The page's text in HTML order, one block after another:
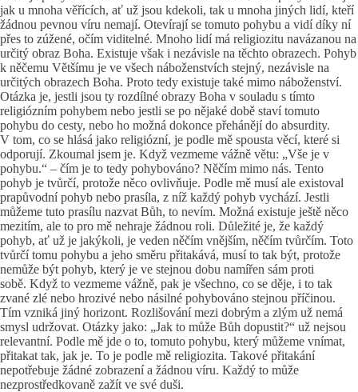
jak u mnoha věřících, ať už jsou kdekoli, tak u mnoha jiných lidí, kteří
žádnou pevnou víru nemají. Otevírají se tomuto pohybu a vidí díky ní
přes to zúžené, očím viditelné. Mnoho lidí má religiozitu navázanou na
určitý obraz Boha. Existuje však i nezávisle na těchto obrazech. Pohyb
k něčemu Většímu je ve všech náboženstvích stejný, nezávisle na
určitých obrazech Boha. Proto tedy existuje také mimo náboženství.
Otázka je, jestli jsou ty rozdílné obrazy Boha v souladu s tímto
religiózním pohybem nebo jestli se po nějaké době staví tomuto
pohybu do cesty, nebo ho možná dokonce přehánějí do absurdity.
V tom, co se hlásá jako religiózní, je podle mě spousta věcí, které si
odporují. Zkoumal jsem je. Když vezmeme vážně větu: „Vše je v
pohybu.“ – čím je to tedy pohybováno? Něčím mimo nás. Tento
pohyb je tvůrčí, protože něco ovlivňuje. Podle mě musí ale existoval
prapůvodní pohyb nebo prasíla, z níž každý pohyb vychází. Jestli
můžeme tuto prasílu nazvat Bůh, to nevím. Možná existuje ještě něco
mezitím, ale to pro mě nehraje žádnou roli. Důležité je, že každý
pohyb, ať už je jakýkoli, je veden něčím vnějším, něčím tvůrčím. Toto
tvůrčí tomu pohybu a jeho směru přitakává, musí to tak být, protože
nemůže být pohyb, který je ve stejnou dobu namířen sám proti
sobě. Když to vezmeme vážně, pak je všechno, co se děje, i to tak
zvané zlé nebo hrozivé nebo násilné pohybováno stejnou příčinou.
Tím vzniká jiný horizont. Rozlišování mezi dobrým a zlým už nemá
smysl udržovat. Otázky jako: „Jak to může Bůh dopustit?“ už nejsou
relevantní. Podle mě jde o to, tomuto pohybu, který můžeme vnímat,
přitakat tak, jak je. To je podle mě religiozita. Takové přitakání
nepotřebuje žádné zobrazení a žádnou víru. Každý to může
nezprostředkovaně zažít ve své duši.